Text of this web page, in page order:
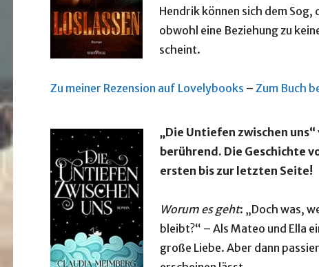
Hendrik können sich dem
obwohl eine Beziehung zu
scheint.
Zu meiner Rezension auf Lovelybooks – Zum Buch
„Die Untiefen zwischen uns“
berührend. Die Geschichte
ersten bis zur letzten Seite!
Worum es geht: „Doch was,
bleibt?“ – Als Mateo und Ella
große Liebe. Aber dann